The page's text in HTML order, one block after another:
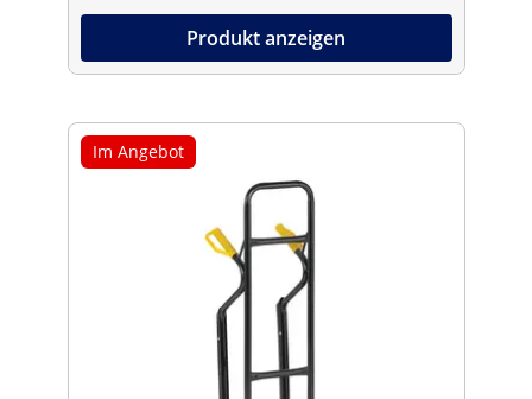
Produkt anzeigen
Im Angebot